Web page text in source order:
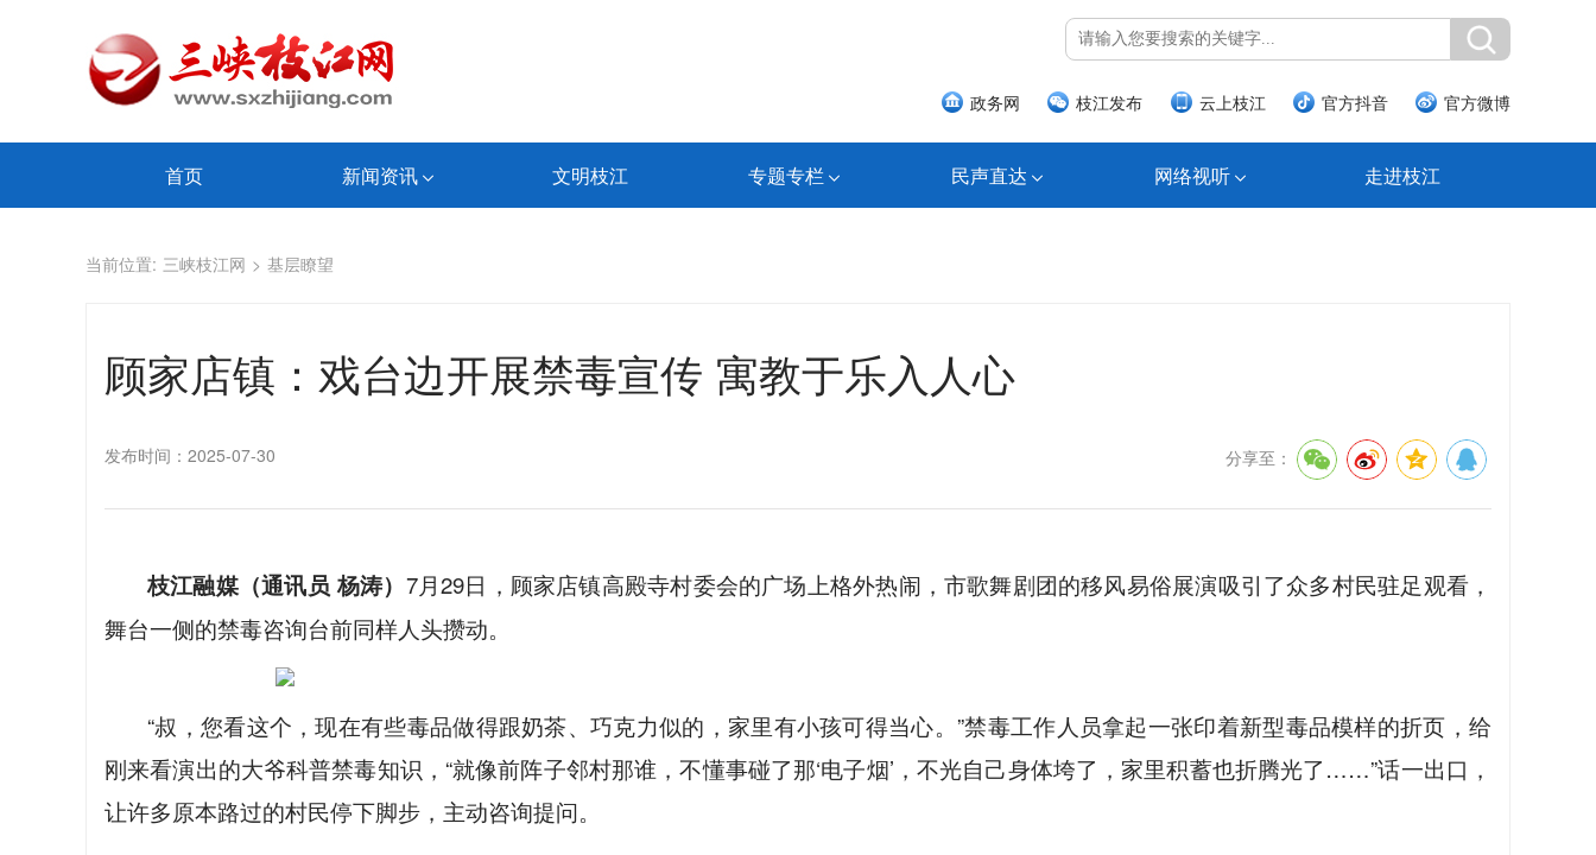
政务网 枝江发布 云上枝江 官方抖音 官方微博
首页 新闻资讯 文明枝江 专题专栏 民声直达 网络视听 走进枝江
当前位置: 三峡枝江网 > 基层瞭望
顾家店镇：戏台边开展禁毒宣传 寓教于乐入人心
发布时间：2025-07-30 分享至：
枝江融媒（通讯员 杨涛） 7月29日，顾家店镇高殿寺村委会的广场上格外热闹，市歌舞剧团的移风易俗展演吸引了众多村民驻足观看，
舞台一侧的禁毒咨询台前同样人头攒动。
“叔，您看这个，现在有些毒品做得跟奶茶、巧克力似的，家里有小孩可得当心。”禁毒工作人员拿起一张印着新型毒品模样的折页，给
刚来看演出的大爷科普禁毒知识，“就像前阵子邻村那谁，不懂事碰了那‘电子烟’，不光自己身体垮了，家里积蓄也折腾光了……”话一出口，
让许多原本路过的村民停下脚步，主动咨询提问。